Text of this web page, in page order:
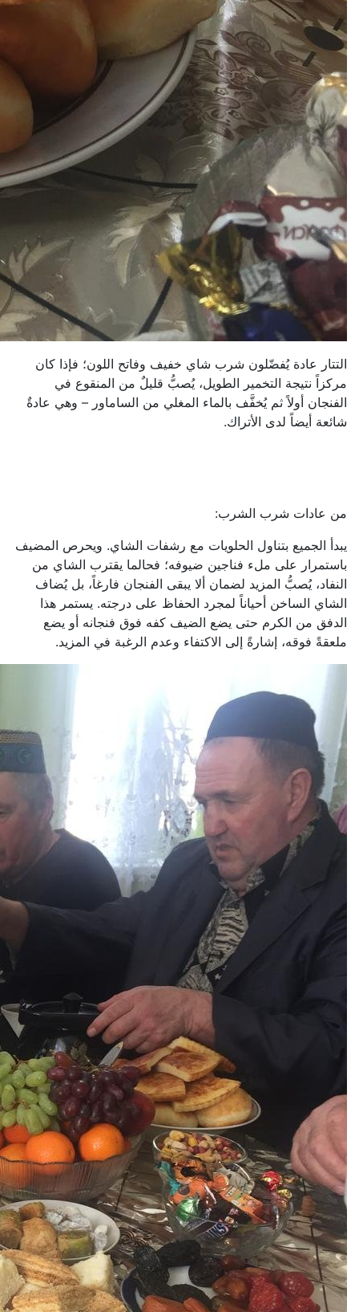
التتار عادة يُفضّلون شرب شاي خفيف وفاتح اللون؛ فإذا كان
مركزاً نتيجة التخمير الطويل، يُصبُّ قليلٌ من المنقوع في
الفنجان أولاً ثم يُخفَّف بالماء المغلي من الساماور – وهي عادةٌ
شائعة أيضاً لدى الأتراك.
من عادات شرب الشرب:
يبدأ الجميع بتناول الحلويات مع رشفات الشاي. ويحرص المضيف
باستمرار على ملء فناجين ضيوفه؛ فحالما يقترب الشاي من
النفاد، يُصبُّ المزيد لضمان ألا يبقى الفنجان فارغاً، بل يُضاف
الشاي الساخن أحياناً لمجرد الحفاظ على درجته. يستمر هذا
الدفق من الكرم حتى يضع الضيف كفه فوق فنجانه أو يضع
ملعقةً فوقه، إشارةً إلى الاكتفاء وعدم الرغبة في المزيد.